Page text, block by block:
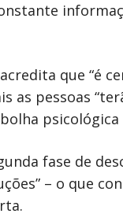
que “é
as pessoas
psicológica
fase de
– o que